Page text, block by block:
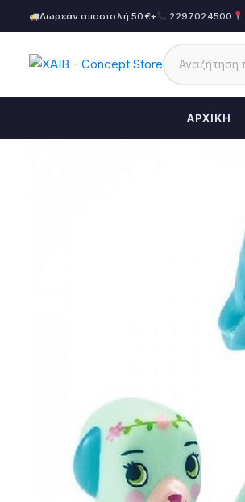
Δωρεάν αποστολή 50€+ 2297024500
ΑΡΧΙΚΉ